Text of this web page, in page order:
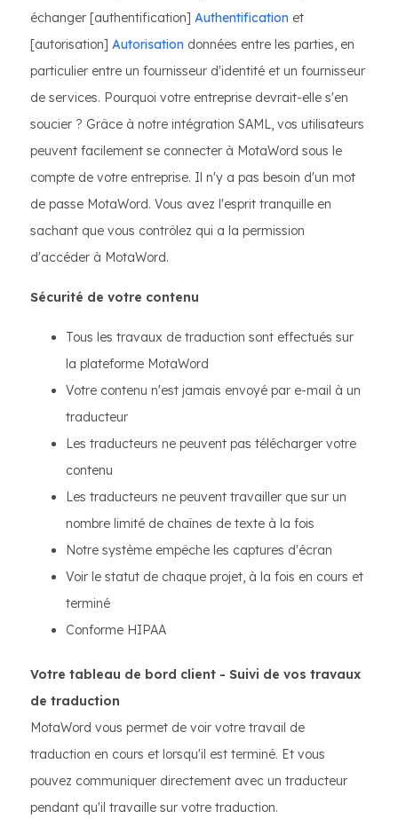
échanger [authentification] Authentification et
[autorisation] Autorisation données entre les parties, en
particulier entre un fournisseur d'identité et un fournisseur
de services. Pourquoi votre entreprise devrait-elle s'en
soucier ? Grâce à notre intégration SAML, vos utilisateurs
peuvent facilement se connecter à MotaWord sous le
compte de votre entreprise. Il n'y a pas besoin d'un mot
de passe MotaWord. Vous avez l'esprit tranquille en
sachant que vous contrôlez qui a la permission
d'accéder à MotaWord.
Sécurité de votre contenu
Tous les travaux de traduction sont effectués sur
la plateforme MotaWord
Votre contenu n'est jamais envoyé par e-mail à un
traducteur
Les traducteurs ne peuvent pas télécharger votre
contenu
Les traducteurs ne peuvent travailler que sur un
nombre limité de chaînes de texte à la fois
Notre système empêche les captures d'écran
Voir le statut de chaque projet, à la fois en cours et
terminé
Conforme HIPAA
Votre tableau de bord client - Suivi de vos travaux
de traduction
MotaWord vous permet de voir votre travail de
traduction en cours et lorsqu'il est terminé. Et vous
pouvez communiquer directement avec un traducteur
pendant qu'il travaille sur votre traduction.